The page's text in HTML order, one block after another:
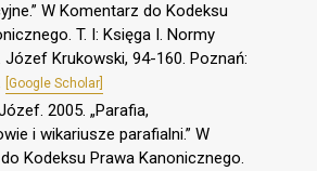
W Komentarz do Kodeksu
T. I: Księga I. Normy
Józef Krukowski, 94-160. Poznań:
[Google Scholar]
2005. „Parafia,
i wikariusze parafialni.” W
Kodeksu Prawa Kanonicznego.